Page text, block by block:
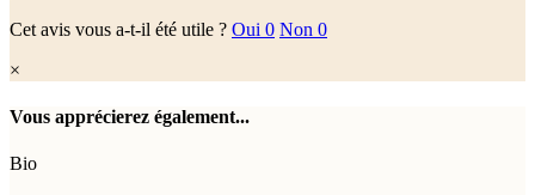
Cet avis vous a-t-il été utile ? Oui 0 Non 0
×
Vous apprécierez également...
Bio